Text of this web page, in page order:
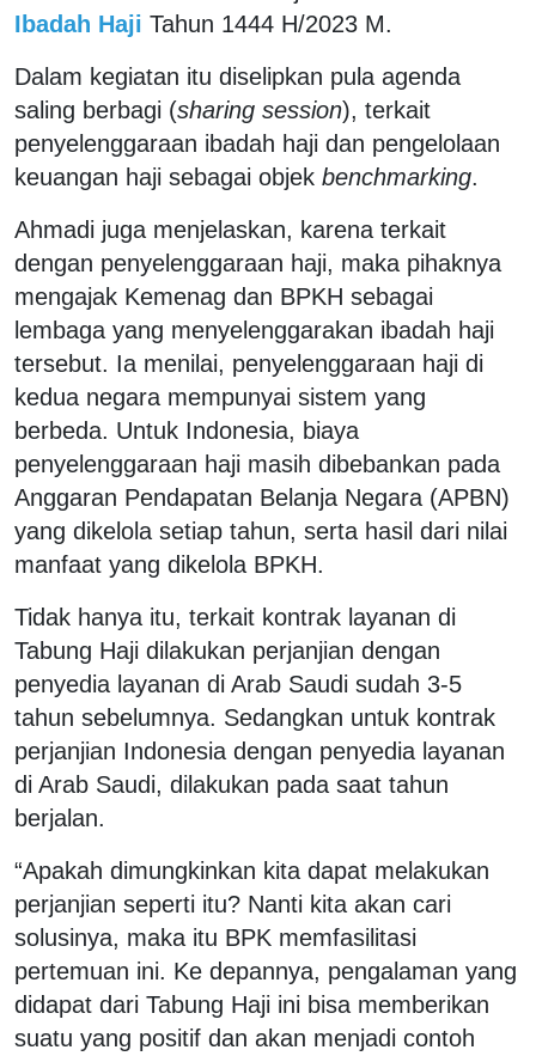
Ibadah Haji Tahun 1444 H/2023 M.
Dalam kegiatan itu diselipkan pula agenda
saling berbagi (sharing session), terkait
penyelenggaraan ibadah haji dan pengelolaan
keuangan haji sebagai objek benchmarking.
Ahmadi juga menjelaskan, karena terkait
dengan penyelenggaraan haji, maka pihaknya
mengajak Kemenag dan BPKH sebagai
lembaga yang menyelenggarakan ibadah haji
tersebut. Ia menilai, penyelenggaraan haji di
kedua negara mempunyai sistem yang
berbeda. Untuk Indonesia, biaya
penyelenggaraan haji masih dibebankan pada
Anggaran Pendapatan Belanja Negara (APBN)
yang dikelola setiap tahun, serta hasil dari nilai
manfaat yang dikelola BPKH.
Tidak hanya itu, terkait kontrak layanan di
Tabung Haji dilakukan perjanjian dengan
penyedia layanan di Arab Saudi sudah 3-5
tahun sebelumnya. Sedangkan untuk kontrak
perjanjian Indonesia dengan penyedia layanan
di Arab Saudi, dilakukan pada saat tahun
berjalan.
“Apakah dimungkinkan kita dapat melakukan
perjanjian seperti itu? Nanti kita akan cari
solusinya, maka itu BPK memfasilitasi
pertemuan ini. Ke depannya, pengalaman yang
didapat dari Tabung Haji ini bisa memberikan
suatu yang positif dan akan menjadi contoh